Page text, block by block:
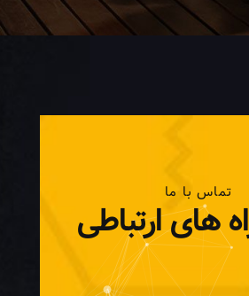
تماس با ما
های ارتباطی